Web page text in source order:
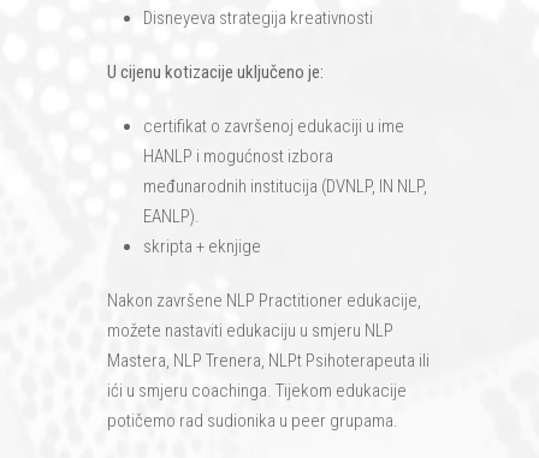
Disneyeva strategija kreativnosti
U cijenu kotizacije uključeno je:
certifikat o završenoj edukaciji u ime
HANLP i mogućnost izbora
međunarodnih institucija (DVNLP, IN NLP,
EANLP).
skripta + eknjige
Nakon završene NLP Practitioner edukacije,
možete nastaviti edukaciju u smjeru NLP
Mastera, NLP Trenera, NLPt Psihoterapeuta ili
ići u smjeru coachinga. Tijekom edukacije
potičemo rad sudionika u peer grupama.